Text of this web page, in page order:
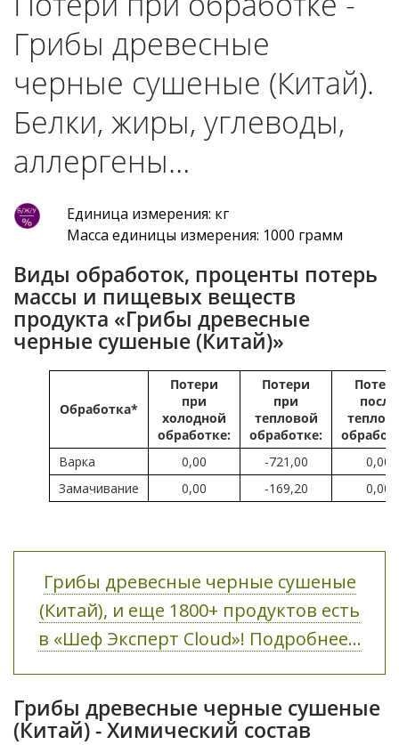
Грибы древесные
черные сушеные (Китай).
Белки, жиры, углеводы,
аллергены…
Единица измерения: кг
Масса единицы измерения: 1000 грамм
Виды обработок, проценты потерь
массы и пищевых веществ
продукта «Грибы древесные
черные сушеные (Китай)»
Обработка*
Потери
при
холодной
обработке:
Потери
при
тепловой
обработке:
после
Варка
0,00 -721,00
0,00
Замачивание
0,00 -169,20 0,00
Грибы древесные черные сушеные
(Китай), и еще 1800+ продуктов есть
в «Шеф Эксперт Cloud»! Подробнее...
Грибы древесные черные сушеные
(Китай) - Химический состав